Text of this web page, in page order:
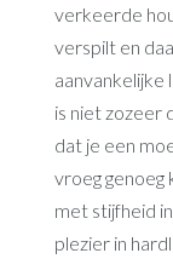
verkeerde
verspilt en
is niet zozeer
dat je een
vroeg genoeg
met stijfheid
plezier in